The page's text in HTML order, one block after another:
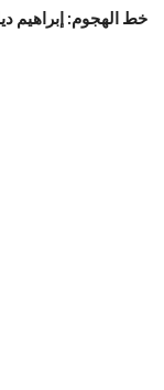
خط الهجوم: إبراهيم